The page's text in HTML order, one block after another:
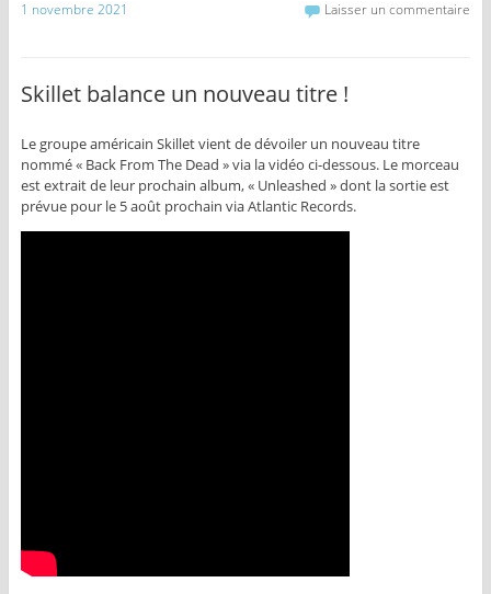
1 novembre 2021 Laisser un commentaire
Skillet balance un nouveau titre !
Le groupe américain Skillet vient de dévoiler un nouveau titre
nommé « Back From The Dead » via la vidéo ci-dessous. Le morceau
est extrait de leur prochain album, « Unleashed » dont la sortie est
prévue pour le 5 août prochain via Atlantic Records.